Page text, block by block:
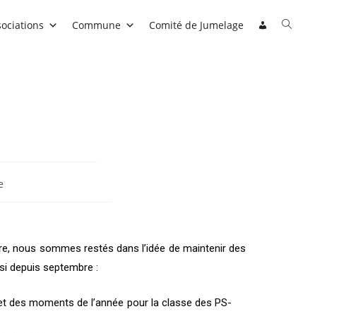
Commune Comité de Jumelage
nous sommes restés dans l’idée de maintenir des
depuis septembre :
moments de l’année pour la classe des PS-